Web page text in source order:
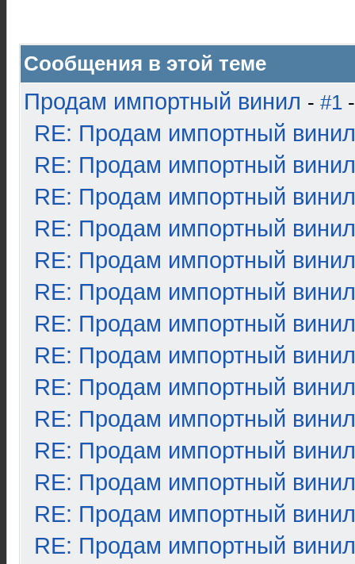
Сообщения в этой теме
Продам импортный винил - #1
RE: Продам импортный винил
RE: Продам импортный винил
RE: Продам импортный винил
RE: Продам импортный винил
RE: Продам импортный винил
RE: Продам импортный винил
RE: Продам импортный винил
RE: Продам импортный винил
RE: Продам импортный винил
RE: Продам импортный винил
RE: Продам импортный винил
RE: Продам импортный винил
RE: Продам импортный винил
RE: Продам импортный винил